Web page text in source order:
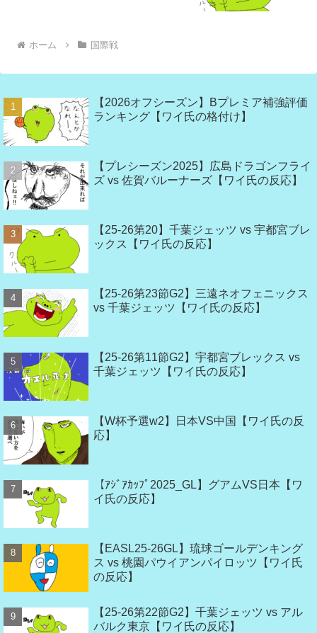
ホーム 国際戦
【2026オフシーズン】Bプレミア補強評価
ランキング【ワイ氏の格付け】
【プレシーズン2025】広島ドラゴンフライ
ズ vs 佐賀バルーナーズ【ワイ氏の反応】
【25-26第20】千葉ジェッツ vs 宇都宮ブレ
ックス【ワイ氏の反応】
【25-26第23節G2】三遠ネオフェニックス
vs 千葉ジェッツ【ワイ氏の反応】
【25-26第11節G2】宇都宮ブレックス vs
千葉ジェッツ【ワイ氏の反応】
【W杯予選w2】日本VS中国【ワイ氏の反
応】
【ｱｼﾞｱｶｯﾌﾟ2025_GL】グアムVS日本【ワ
イ氏の反応】
【EASL25-26GL】琉球ゴールデンキング
ス vs 桃園パウイアンパイロッツ【ワイ氏
の反応】
【25-26第22節G2】千葉ジェッツ vs アル
バルク東京【ワイ氏の反応】